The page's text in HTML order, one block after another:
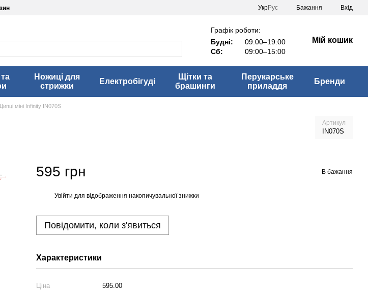
УкрРус Бажання Вхід
Графік роботи:
Будні:
09:00–19:00
Сб:
09:00–15:00
Мій кошик
Ножиці для
стрижки
Електробігуді
Щітки та
брашинги
Перукарське
приладдя
Бренди
міні Infinity IN070S
Артикул
IN070S
595 грн В бажання
Увійти для відображення накопичувальної знижки
Повідомити, коли з'явиться
Характеристики
Ціна
595.00